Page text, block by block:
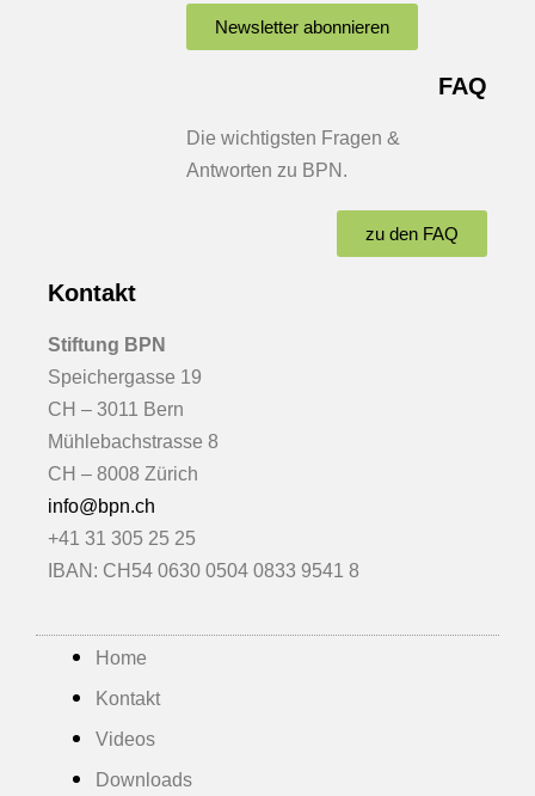
Newsletter abonnieren
FAQ
Die wichtigsten Fragen &
Antworten zu BPN.
zu den FAQ
Kontakt
Stiftung BPN
Speichergasse 19
CH – 3011 Bern
Mühlebachstrasse 8
CH – 8008 Zürich
info@bpn.ch
+41 31 305 25 25
IBAN: CH54 0630 0504 0833 9541 8
Home
Kontakt
Videos
Downloads